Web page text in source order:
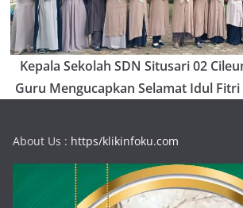
Kepala Sekolah SDN Situsari 02
Guru Mengucapkan Selamat Idul Fitri
About Us : https/klikinfoku.com